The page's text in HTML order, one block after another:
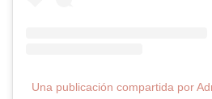
Una publicación compartida por